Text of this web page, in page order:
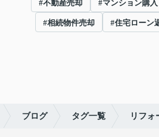
#不動産売却 #マンション購入
#相続物件売却 #住宅ローン
ブログ タグ一覧 リフォ